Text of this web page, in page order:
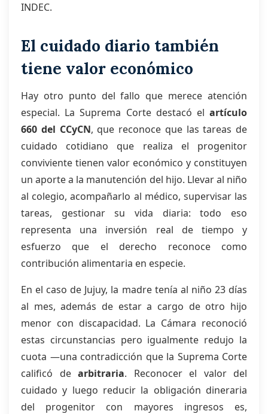
INDEC.
El cuidado diario también
tiene valor económico
Hay otro punto del fallo que merece atención
especial. La Suprema Corte destacó el artículo
660 del CCyCN, que reconoce que las tareas de
cuidado cotidiano que realiza el progenitor
conviviente tienen valor económico y constituyen
un aporte a la manutención del hijo. Llevar al niño
al colegio, acompañarlo al médico, supervisar las
tareas, gestionar su vida diaria: todo eso
representa una inversión real de tiempo y
esfuerzo que el derecho reconoce como
contribución alimentaria en especie.
En el caso de Jujuy, la madre tenía al niño 23 días
al mes, además de estar a cargo de otro hijo
menor con discapacidad. La Cámara reconoció
estas circunstancias pero igualmente redujo la
cuota —una contradicción que la Suprema Corte
calificó de arbitraria. Reconocer el valor del
cuidado y luego reducir la obligación dineraria
del progenitor con mayores ingresos es,